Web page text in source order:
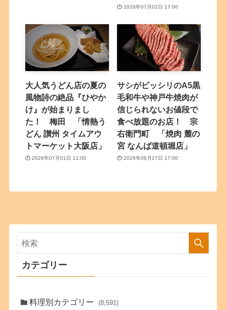
2026年07月02日 17:00
大人気うどん店の夏の
風物詩の絶品『ひやか
け』が始まりまし
た！ 梅田 「情熱う
どん 讃州 タイムアウ
トマーケット大阪店」
2026年07月01日 11:00
サシがビッシリのA5黒
毛和牛や神戸牛焼肉が
信じられないお値段で
食べ放題のお店！ 宗
右衛門町 「焼肉 麓の
宮 なんば道頓堀店」
2026年06月27日 17:00
カテゴリー
料理別カテゴリー (8,591)